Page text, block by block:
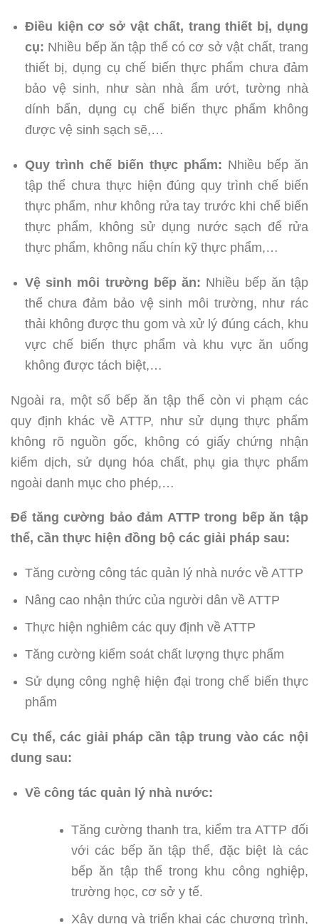
Điều kiện cơ sở vật chất, trang thiết bị, dụng
cụ: Nhiều bếp ăn tập thể có cơ sở vật chất, trang
thiết bị, dụng cụ chế biến thực phẩm chưa đảm
bảo vệ sinh, như sàn nhà ẩm ướt, tường nhà
dính bẩn, dụng cụ chế biến thực phẩm không
được vệ sinh sạch sẽ,…
Quy trình chế biến thực phẩm: Nhiều bếp ăn
tập thể chưa thực hiện đúng quy trình chế biến
thực phẩm, như không rửa tay trước khi chế biến
thực phẩm, không sử dụng nước sạch để rửa
thực phẩm, không nấu chín kỹ thực phẩm,…
Vệ sinh môi trường bếp ăn: Nhiều bếp ăn tập
thể chưa đảm bảo vệ sinh môi trường, như rác
thải không được thu gom và xử lý đúng cách, khu
vực chế biến thực phẩm và khu vực ăn uống
không được tách biệt,…
Ngoài ra, một số bếp ăn tập thể còn vi phạm các
quy định khác về ATTP, như sử dụng thực phẩm
không rõ nguồn gốc, không có giấy chứng nhận
kiểm dịch, sử dụng hóa chất, phụ gia thực phẩm
ngoài danh mục cho phép,…
Để tăng cường bảo đảm ATTP trong bếp ăn tập
thể, cần thực hiện đồng bộ các giải pháp sau:
Tăng cường công tác quản lý nhà nước về ATTP
Nâng cao nhận thức của người dân về ATTP
Thực hiện nghiêm các quy định về ATTP
Tăng cường kiểm soát chất lượng thực phẩm
Sử dụng công nghệ hiện đại trong chế biến thực
phẩm
Cụ thể, các giải pháp cần tập trung vào các nội
dung sau:
Về công tác quản lý nhà nước:
Tăng cường thanh tra, kiểm tra ATTP đối
với các bếp ăn tập thể, đặc biệt là các
bếp ăn tập thể trong khu công nghiệp,
trường học, cơ sở y tế.
Xây dựng và triển khai các chương trình,